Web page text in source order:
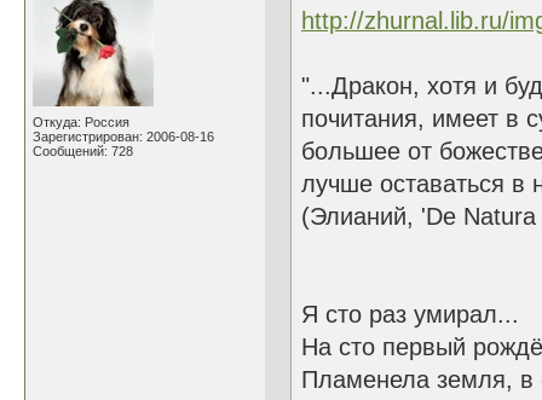
Откуда: Россия
Зарегистрирован: 2006-08-16
Сообщений: 728
http://zhurnal.lib.ru/
"...Дракон, хотя и
почитания, имеет в
большее от
лучше оставаться в
(Элианий, 'De Natura
Я сто раз умирал...
На сто первый
Пламенела земля, в